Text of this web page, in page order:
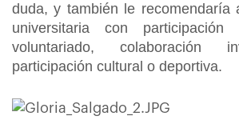
duda, y también le recomendaría
universitaria con
voluntariado, colaboración
participación cultural o deportiva.